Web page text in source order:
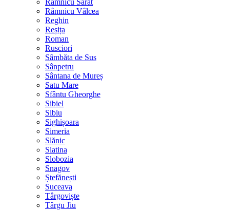
Râmnicu Sărat
Râmnicu Vâlcea
Reghin
Reșița
Roman
Rusciori
Sâmbăta de Sus
Sânpetru
Sântana de Mureș
Satu Mare
Sfântu Gheorghe
Sibiel
Sibiu
Sighișoara
Simeria
Slănic
Slatina
Slobozia
Snagov
Ștefănești
Suceava
Târgoviște
Târgu Jiu